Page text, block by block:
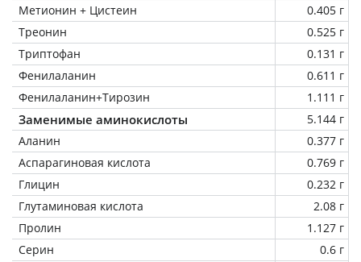
Метионин + Цистеин
0.405 г
Треонин
0.525 г
Триптофан
0.131 г
Фенилаланин
0.611 г
Фенилаланин+Тирозин
1.111 г
Заменимые аминокислоты
5.144 г
Аланин
0.377 г
Аспарагиновая кислота
0.769 г
Глицин
0.232 г
Глутаминовая кислота
2.08 г
Пролин
1.127 г
Серин
0.6 г